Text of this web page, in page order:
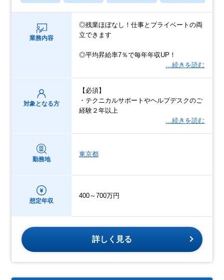
業務内容
◎残業ほぼなし！仕事とプライベートの両
立できます
◎平均昇給率7％で毎年年収UP！
…続きを読む
対象となる方
【必須】
・テクニカルサポートやヘルプデスクのご
経験２年以上
…続きを読む
勤務地
東京都
想定年収
400～700万円
詳しく見る